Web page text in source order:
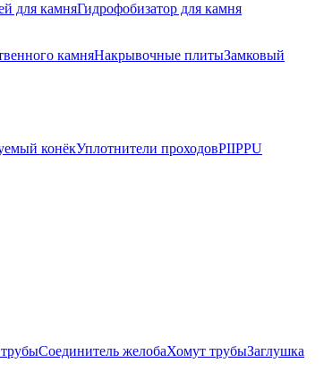
для камняГидрофобизатор для камня
камняНакрывочные плитыЗамковый
конёкУплотнители проходовPIIPPU
Соединитель желобаХомут трубыЗаглушка